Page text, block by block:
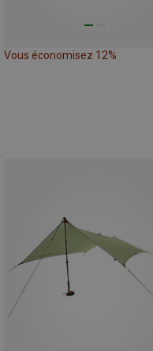
Vous économisez 12%